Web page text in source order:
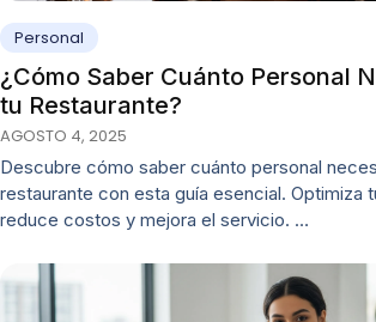
Personal
¿Cómo Saber Cuánto Personal
tu Restaurante?
AGOSTO 4, 2025
Descubre cómo saber cuánto personal
restaurante con esta guía esencial. Optimiza
reduce costos y mejora el servicio. …